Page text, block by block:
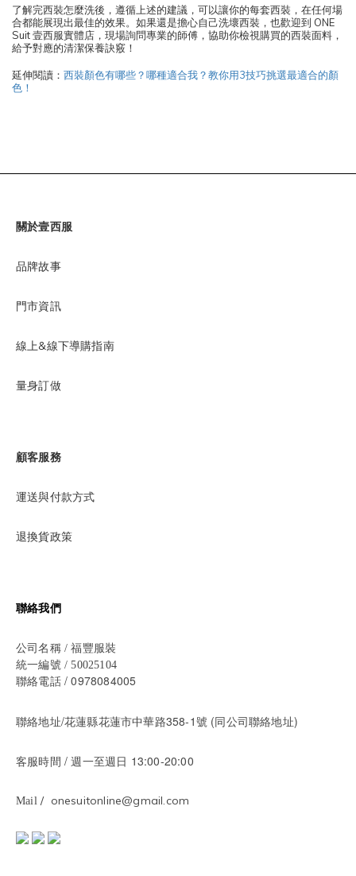
了解完西裝怎麼洗後，遵循上述的建議，可以讓你的每套西裝，在任何場
合都能展現出最佳的效果。如果還是擔心自己洗壞西裝，也歡迎到 ONE
Suit 壹西服實體店，現場詢問專業的師傅，協助你檢視購買的西裝面料，
給予對應的清潔保養訣竅！
延伸閱讀： 西裝顏色有哪些？哪種適合我？教你用3技巧挑選最適合的顏
色！
關於壹西服
品牌故事
門市資訊
線上&線下導購指南
量身訂做
顧客服務
運送與付款方式
退換貨政策
聯絡我們
公司名稱 / 福豐服裝
統一編號 / 50025104
聯絡電話/ 0978084005
聯絡地址/花蓮縣花蓮市中華路358-1號 (同公司聯絡地址)
客服時間 / 週一至週日 13:00-20:00
Mail / onesuitonline@gmail.com